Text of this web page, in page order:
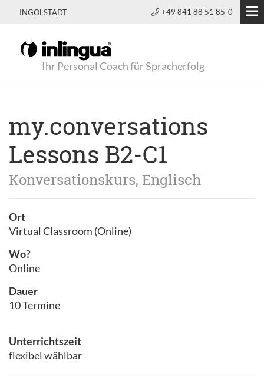
INGOLSTADT +49 841 88 51 85-0
Ihr Personal Coach für Spracherfolg
my.conversations
Lessons B2-C1
Konversationskurs, Englisch
Ort
Virtual Classroom (Online)
Wo?
Online
Dauer
10 Termine
Unterrichtszeit
flexibel wählbar